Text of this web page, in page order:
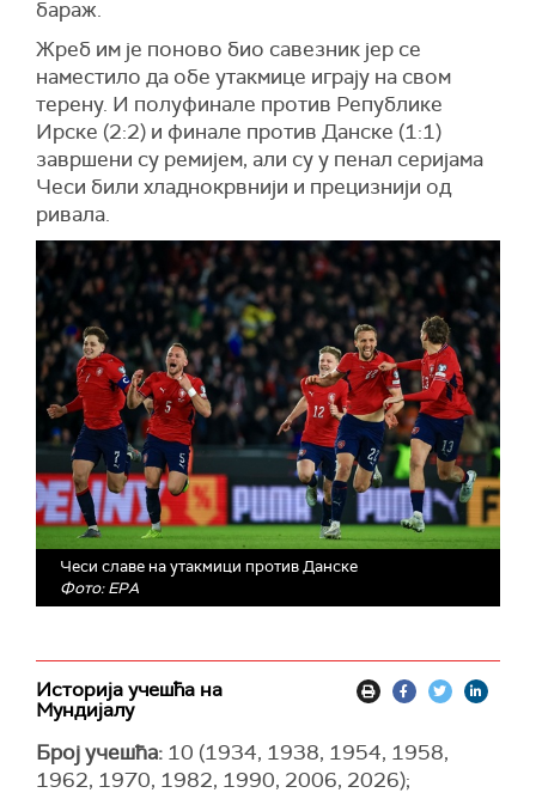
бараж.
Жреб им је поново био савезник јер се
наместило да обе утакмице играју на свом
терену. И полуфинале против Републике
Ирске (2:2) и финале против Данске (1:1)
завршени су ремијем, али су у пенал серијама
Чеси били хладнокрвнији и прецизнији од
ривала.
Чеси славе на утакмици против Данске
Фото: EPA
Историја учешћа на
Мундијалу
Број учешћа: 10 (1934, 1938, 1954, 1958,
1962, 1970, 1982, 1990, 2006, 2026);